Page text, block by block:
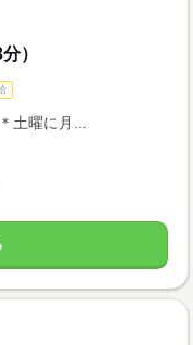
）
土曜に月...